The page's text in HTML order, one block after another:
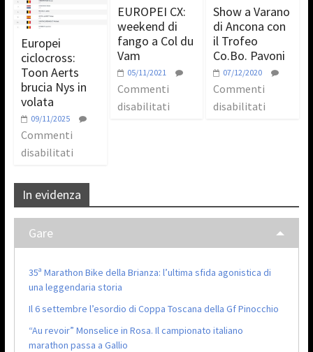
Europei
ciclocross:
Toon Aerts
brucia Nys in
volata
09/11/2025
Commenti
disabilitati
EUROPEI CX:
weekend di
fango a Col du
Vam
05/11/2021
Commenti
disabilitati
Show a Varano
di Ancona con
il Trofeo
Co.Bo. Pavoni
07/12/2020
Commenti
disabilitati
In evidenza
Gare
35ª Marathon Bike della Brianza: l’ultima sfida agonistica di
una leggendaria storia
Il 6 settembre l’esordio di Coppa Toscana della Gf Pinocchio
“Au revoir” Monselice in Rosa. Il campionato italiano
marathon passa a Gallio